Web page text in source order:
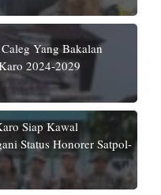
Yang Bakalan
2024-2029
Siap Kawal
Status Honorer Satpol-